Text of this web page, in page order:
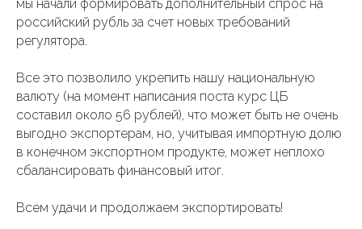
мы начали формировать дополнительный спрос на
российский рубль за счет новых требований
регулятора.
Все это позволило укрепить нашу национальную
валюту (на момент написания поста курс ЦБ
составил около 56 рублей), что может быть не очень
выгодно экспортерам, но, учитывая импортную долю
в конечном экспортном продукте, может неплохо
сбалансировать финансовый итог.
Всем удачи и продолжаем экспортировать!